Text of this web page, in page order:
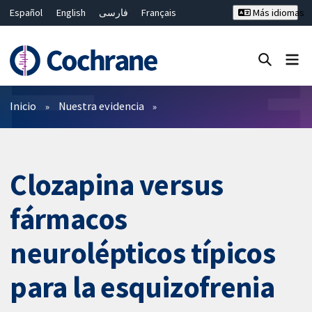
Español English فارسی
Français
Bahasa Malaysia
ไทย 繁體中文
Más idiomas
Filtros
Inicio Nuestra evidencia
Clozapina versus
fármacos
neurolépticos típicos
para la esquizofrenia